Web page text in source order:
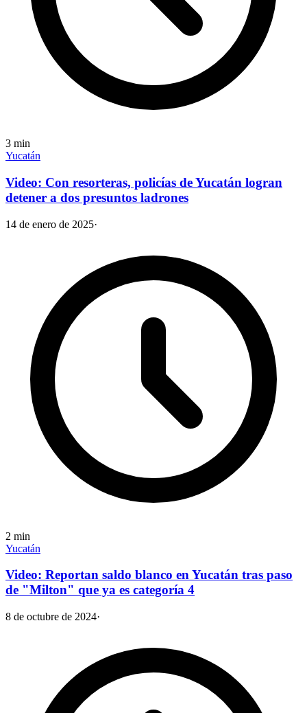
3 min
Yucatán
Video: Con resorteras, policías de Yucatán logran
detener a dos presuntos ladrones
14 de enero de 2025·
2 min
Yucatán
Video: Reportan saldo blanco en Yucatán tras paso
de "Milton" que ya es categoría 4
8 de octubre de 2024·